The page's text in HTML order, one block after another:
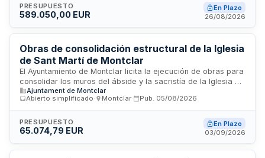
del Programa de Cooperación General del Plan Provincial
Más Sevilla. Se regula el régimen de ejecución del contrato
medioambiental, así como prescripciones técnicas, de
seguridad y plazos de ejecución.
PRESUPUESTO
589.050,00 EUR
En Plazo
26/08/2026
Obras de consolidación estructural de la Iglesia
de Sant Martí de Montclar
El Ayuntamiento de Montclar licita la ejecución de obras para
consolidar los muros del ábside y la sacristía de la Iglesia de
Sant Martí. Los trabajos comprenden refuerzos estructurales
mediante micropilones y recalce de cimientos en este
fonamentación profunda y cobertura de voltes del mismo
material.
Ajuntament de Montclar
Abierto simplificado
Montclar Pub. 05/08/2026
PRESUPUESTO
65.074,79 EUR
En Plazo
03/09/2026